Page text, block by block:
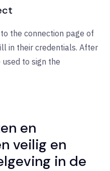
the connection page of
in their credentials. After
to sign the
en
veilig en
in de